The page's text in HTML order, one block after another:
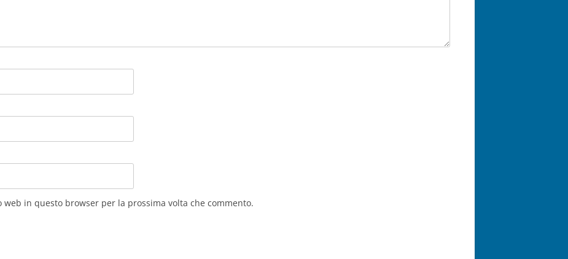
web in questo browser per la prossima volta che commento.